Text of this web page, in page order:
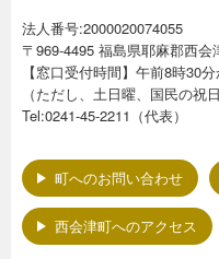
法人番号:2000020074055
〒969-4495 福島県耶麻郡西
【窓口受付時間】午前8時30
（ただし、土日曜、国民の祝
Tel:0241-45-2211（代表）
町へのお問い合わせ
西会津町へのアクセス